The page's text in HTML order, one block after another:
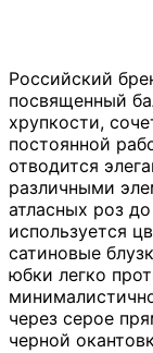
Российский
посвященный
хрупкости,
постоянной
отводится
различными
атласных роз
используется
сатиновые
юбки легко
через серое
черной